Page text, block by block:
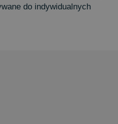
do indywidualnych